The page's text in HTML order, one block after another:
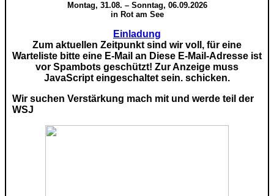
Montag, 31.08. – Sonntag, 06.09.2026
in Rot am See
Einladung
Zum aktuellen Zeitpunkt sind wir voll, für eine
Warteliste bitte eine E-Mail an Diese E-Mail-Adresse ist
vor Spambots geschützt! Zur Anzeige muss
JavaScript eingeschaltet sein. schicken.
Wir suchen Verstärkung mach mit und werde teil der
WSJ